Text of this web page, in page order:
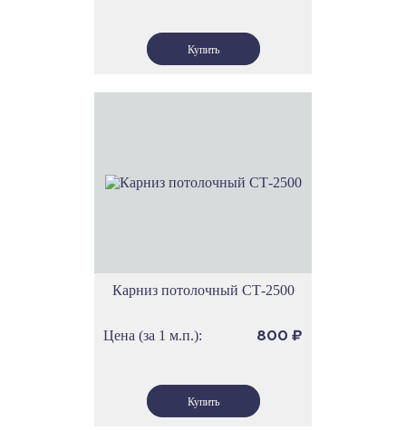
Карниз потолочный СТ-2500
Цена (за 1 м.п.): 800 ₽